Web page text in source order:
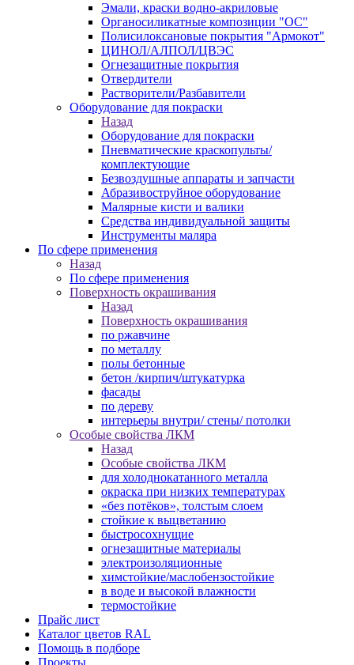
Эмали, краски водно-акриловые
Органосиликатные композиции "ОС"
Полисилоксановые покрытия "Армокот"
ЦИНОЛ/АЛПОЛ/ЦВЭС
Огнезащитные покрытия
Отвердители
Растворители/Разбавители
Оборудование для покраски
Назад
Оборудование для покраски
Пневматические краскопульты/
комплектующие
Безвоздушные аппараты и запчасти
Абразивоструйное оборудование
Малярные кисти и валики
Средства индивидуальной защиты
Инструменты маляра
По сфере применения
Назад
По сфере применения
Поверхность окрашивания
Назад
Поверхность окрашивания
по ржавчине
по металлу
полы бетонные
бетон /кирпич/штукатурка
фасады
по дереву
интерьеры внутри/ стены/ потолки
Особые свойства ЛКМ
Назад
Особые свойства ЛКМ
для холоднокатанного металла
окраска при низких температурах
«без потёков», толстым слоем
стойкие к выцветанию
быстросохнущие
огнезащитные материалы
электроизоляционные
химстойкие/маслобензостойкие
в воде и высокой влажности
термостойкие
Прайс лист
Каталог цветов RAL
Помощь в подборе
Проекты